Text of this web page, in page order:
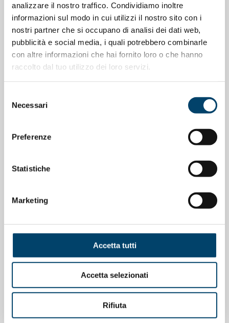
analizzare il nostro traffico. Condividiamo inoltre
informazioni sul modo in cui utilizzi il nostro sito con i
nostri partner che si occupano di analisi dei dati web,
pubblicità e social media, i quali potrebbero combinarle
con altre informazioni che hai fornito loro o che hanno
raccolto dal tuo utilizzo dei loro servizi.
delNecessari
Preferenze
Statistiche
Marketing
Accetta tutti
Accetta selezionati
Rifiuta
ONDA PER LE DONNE
Depressione Post Partum: intervista al
Prof. Claudio Mencacci